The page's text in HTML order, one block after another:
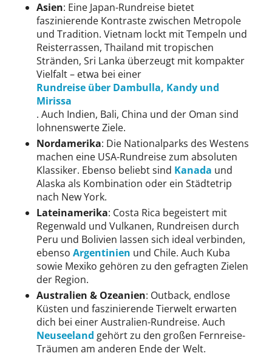
Asien: Eine Japan-Rundreise bietet
faszinierende Kontraste zwischen Metropole
und Tradition. Vietnam lockt mit Tempeln und
Reisterrassen, Thailand mit tropischen
Stränden, Sri Lanka überzeugt mit kompakter
Vielfalt – etwa bei einer
Rundreise über Dambulla, Kandy und
Mirissa
. Auch Indien, Bali, China und der Oman sind
lohnenswerte Ziele.
Nordamerika: Die Nationalparks des Westens
machen eine USA-Rundreise zum absoluten
Klassiker. Ebenso beliebt sind Kanada und
Alaska als Kombination oder ein Städtetrip
nach New York.
Lateinamerika: Costa Rica begeistert mit
Regenwald und Vulkanen, Rundreisen durch
Peru und Bolivien lassen sich ideal verbinden,
ebenso Argentinien und Chile. Auch Kuba
sowie Mexiko gehören zu den gefragten Zielen
der Region.
Australien & Ozeanien: Outback, endlose
Küsten und faszinierende Tierwelt erwarten
dich bei einer Australien-Rundreise. Auch
Neuseeland gehört zu den großen Fernreise-
Träumen am anderen Ende der Welt.